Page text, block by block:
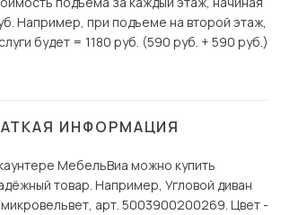
Например, при подъеме на второй этаж,
будет = 1180 руб. (590 руб. + 590 руб.)
ИНФОРМАЦИЯ
МебельВиа можно купить
товар. Например, Угловой диван
арт. 5003900200269. Цвет -